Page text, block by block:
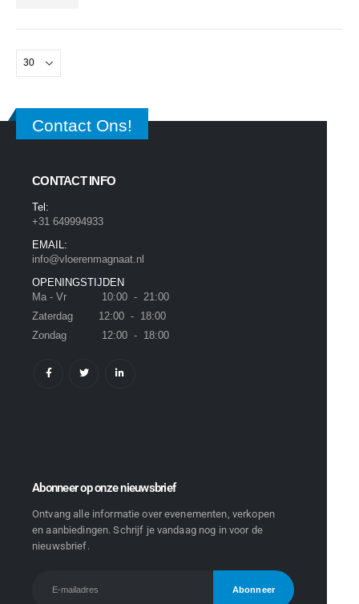
Contact Ons!
CONTACT INFO
Tel:
+31 649994933
EMAIL:
info@vloerenmagnaat.nl
OPENINGSTIJDEN
Ma - Vr 10:00 - 21:00
Zaterdag 12:00 - 18:00
Zondag 12:00 - 18:00
Abonneer op onze nieuwsbrief
Ontvang alle informatie over evenementen, verkopen
en aanbiedingen. Schrijf je vandaag nog in voor de
nieuwsbrief.